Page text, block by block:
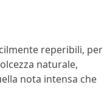
reperibili, per
naturale,
nota intensa che